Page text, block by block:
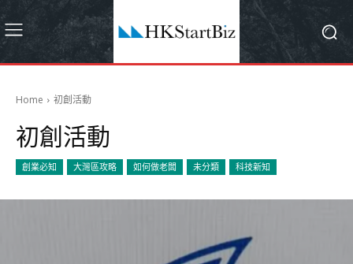
Home 初創活動
初創活動
創業必知 大灣區攻略 如何做老闆 未分類 科技新知